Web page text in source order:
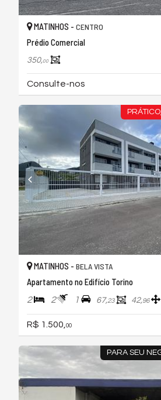
MATINHOS - CENTRO
Prédio Comercial
350,00
Consulte-nos
MATINHOS - BELA VISTA
Apartamento no Edifício Torino
2 2 1 67,23 42,96
R$ 1.500,00
PARA SEU